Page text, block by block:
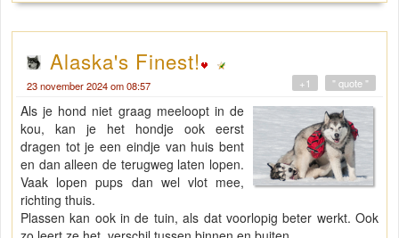
Alaska's Finest!
23 november 2024 om 08:57 " quote "
+1
Als je hond niet graag meeloopt in de
kou, kan je het hondje ook eerst
dragen tot je een eindje van huis bent
en dan alleen de terugweg laten lopen.
Vaak lopen pups dan wel vlot mee,
richting thuis.
Plassen kan ook in de tuin, als dat voorlopig beter werkt. Ook